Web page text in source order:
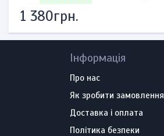
1 380грн.
Інформація
Про нас
Як зробити замовлення
Доставка і оплата
Політика безпеки